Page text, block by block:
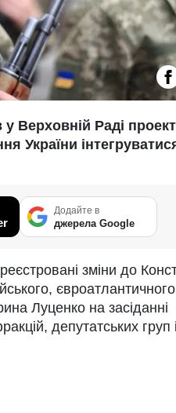
у Верховній Раді
України
Додайте в
джерела Google
зміни до
Луценко на засіданні
депутатських груп і